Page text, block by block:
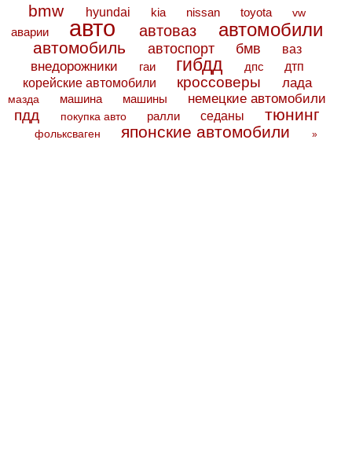
bmw hyundai kia nissan toyota vw
аварии авто автоваз автомобили
автомобиль автоспорт бмв ваз
внедорожники гаи гибдд дпс дтп
корейские автомобили кроссоверы лада
мазда машина машины немецкие автомобили
пдд покупка авто ралли седаны тюнинг
фольксваген японские автомобили »